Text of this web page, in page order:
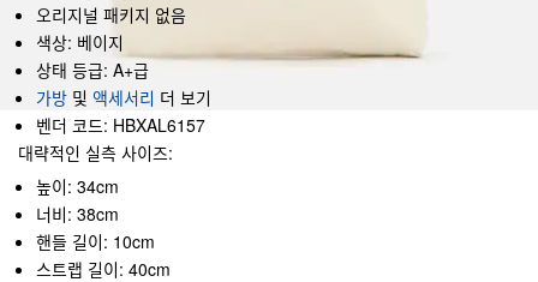
오리지널 패키지 없음
색상: 베이지
상태 등급: A+급
가방 및 액세서리 더 보기
벤더 코드: HBXAL6157
대략적인 실측 사이즈:
높이: 34cm
너비: 38cm
핸들 길이: 10cm
스트랩 길이: 40cm